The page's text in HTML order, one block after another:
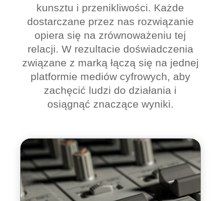
kunsztu i przenikliwości. Każde
dostarczane przez nas rozwiązanie
opiera się na zrównoważeniu tej
relacji. W rezultacie doświadczenia
związane z marką łączą się na jednej
platformie mediów cyfrowych, aby
zachęcić ludzi do działania i
osiągnąć znaczące wyniki.